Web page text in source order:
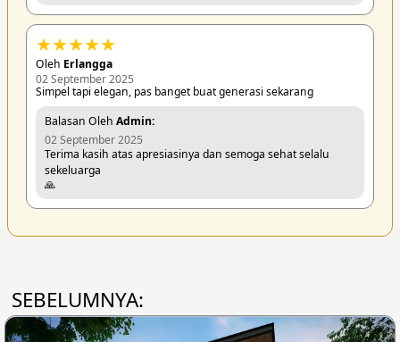
★★★★★
Oleh Erlangga
02 September 2025
Simpel tapi elegan, pas banget buat generasi sekarang
Balasan Oleh Admin:
02 September 2025
Terima kasih atas apresiasinya dan semoga sehat selalu
sekeluarga
🙏
SEBELUMNYA: